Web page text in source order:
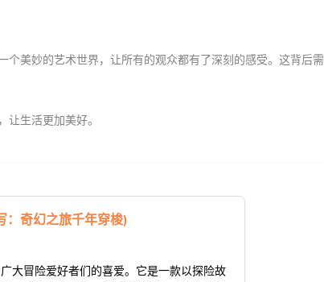
美妙的艺术世界，让所有的观众都有了深刻的感受。这背后需
生活更加美好。
：奇幻之旅千年穿梭)
大冒险爱好者们的喜爱。它是一款以探险故